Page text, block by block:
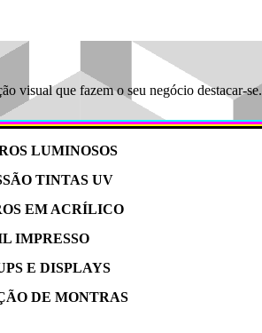
visual que fazem o seu negócio destacar-se.
LUMINOSOS
TINTAS UV
EM ACRÍLICO
IMPRESSO
E DISPLAYS
DE MONTRAS